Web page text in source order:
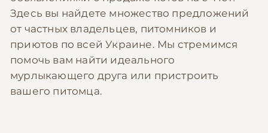
Здесь вы найдете множество предложений
от частных владельцев, питомников и
приютов по всей Украине. Мы стремимся
помочь вам найти идеального
мурлыкающего друга или пристроить
вашего питомца.